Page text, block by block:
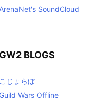
ArenaNet's SoundCloud
GW2 BLOGS
こじょらぼ
Guild Wars Offline